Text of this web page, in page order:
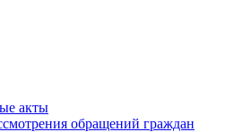
акты
обращений граждан